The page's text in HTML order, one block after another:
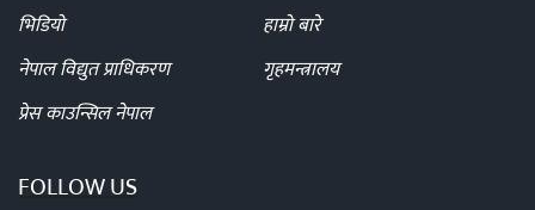
भिडियो
हाम्रो बारे
नेपाल विद्युत प्राधिकरण
गृहमन्त्रालय
प्रेस काउन्सिल नेपाल
FOLLOW US